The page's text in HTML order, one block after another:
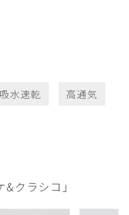
吸水速乾 高通気
クラシコ」